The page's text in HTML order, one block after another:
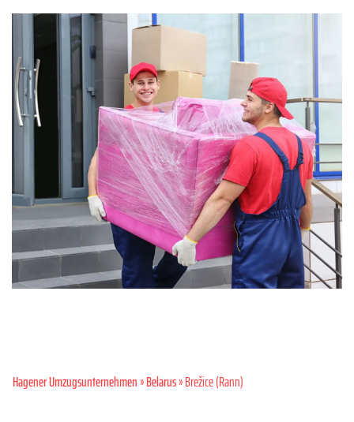
Hagener Umzugsunternehmen»Belarus» Brežice (Rann)